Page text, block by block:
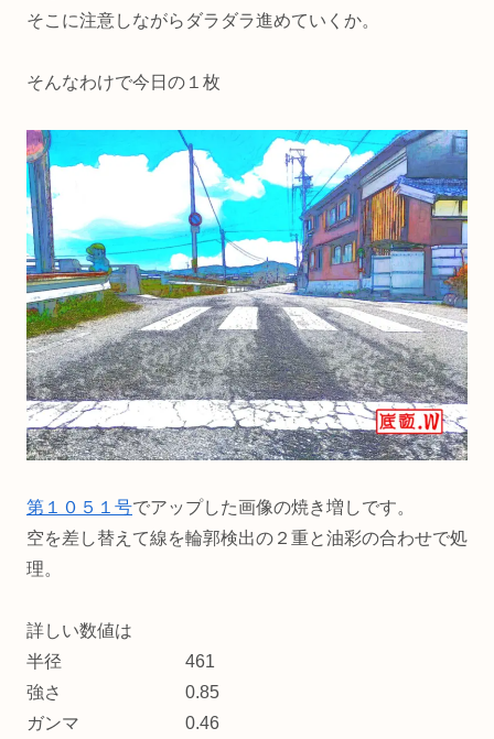
そこに注意しながらダラダラ進めていくか。
そんなわけで今日の１枚
第１０５１号でアップした画像の焼き増しです。
空を差し替えて線を輪郭検出の２重と油彩の合わせで処
理。
詳しい数値は
半径 461
強さ 0.85
ガンマ 0.46